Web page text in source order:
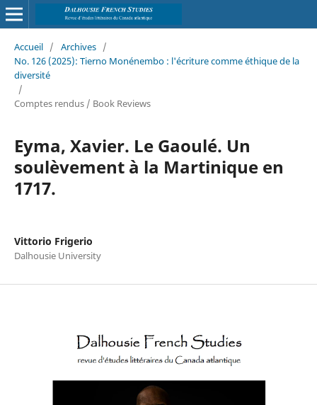
Accueil / Archives /
No. 126 (2025): Tierno Monénembo : l'écriture comme éthique de la
diversité
/
Comptes rendus / Book Reviews
Eyma, Xavier. Le Gaoulé. Un
soulèvement à la Martinique en
1717.
Vittorio Frigerio
Dalhousie University